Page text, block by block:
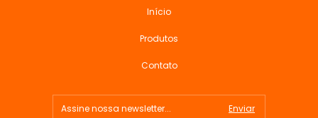
Início
Produtos
Contato